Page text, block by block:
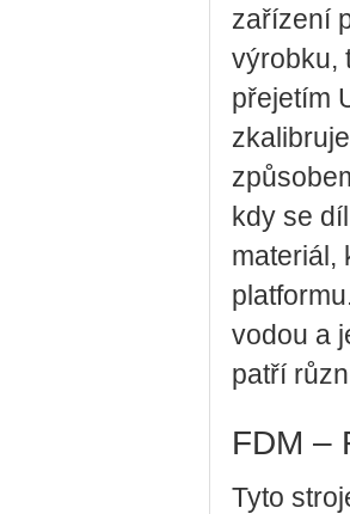
zařízení
výrobku,
přejetím
kdy se
materiál,
vodou a
patří
FDM –
Tyto